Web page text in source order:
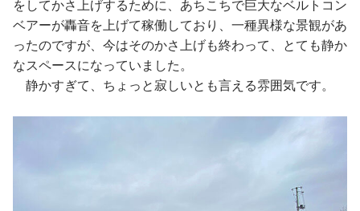
をしてかさ上げするために、あちこちで巨大なベルトコン
ベアーが轟音を上げて稼働しており、一種異様な景観があ
ったのですが、今はそのかさ上げも終わって、とても静か
なスペースになっていました。
静かすぎて、ちょっと寂しいとも言える雰囲気です。